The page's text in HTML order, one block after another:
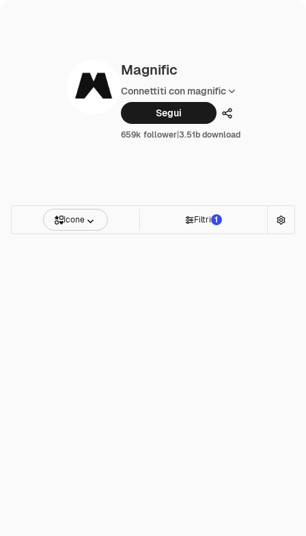
Magnific
Connettiti con magnific
Segui
Condividi
659k follower|3.51b download
Icone Filtri 1